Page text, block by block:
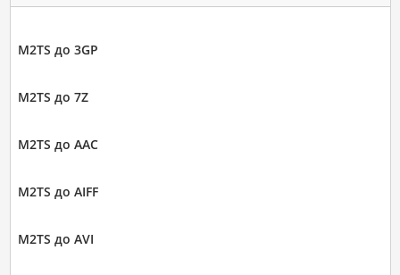
M2TS до 3GP
M2TS до 7Z
M2TS до AAC
M2TS до AIFF
M2TS до AVI